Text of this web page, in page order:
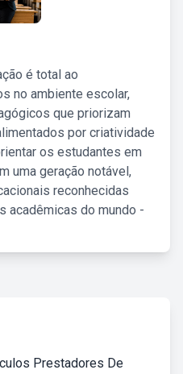
é total ao
no ambiente escolar,
que priorizam
por criatividade
os estudantes em
uma geração notável,
reconhecidas
acadêmicas do mundo -
Prestadores De